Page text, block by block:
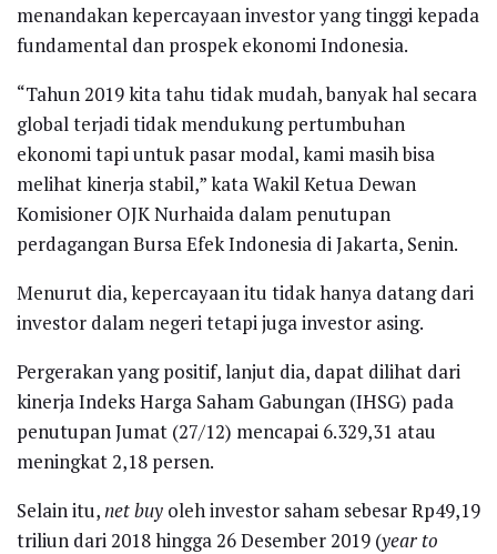
menandakan kepercayaan investor yang tinggi kepada
fundamental dan prospek ekonomi Indonesia.
“Tahun 2019 kita tahu tidak mudah, banyak hal secara
global terjadi tidak mendukung pertumbuhan
ekonomi tapi untuk pasar modal, kami masih bisa
melihat kinerja stabil,” kata Wakil Ketua Dewan
Komisioner OJK Nurhaida dalam penutupan
perdagangan Bursa Efek Indonesia di Jakarta, Senin.
Menurut dia, kepercayaan itu tidak hanya datang dari
investor dalam negeri tetapi juga investor asing.
Pergerakan yang positif, lanjut dia, dapat dilihat dari
kinerja Indeks Harga Saham Gabungan (IHSG) pada
penutupan Jumat (27/12) mencapai 6.329,31 atau
meningkat 2,18 persen.
Selain itu,net buy oleh investor saham sebesar Rp49,19
triliun dari 2018 hingga 26 Desember 2019 (year to